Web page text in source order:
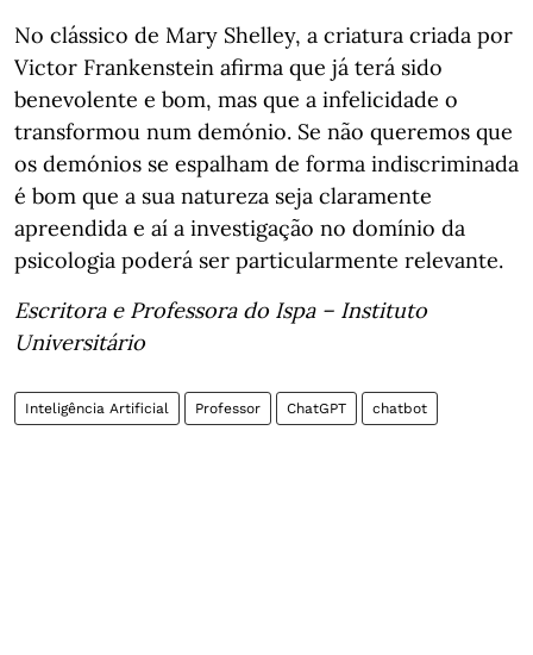
No clássico de Mary Shelley, a criatura criada por
Victor Frankenstein afirma que já terá sido
benevolente e bom, mas que a infelicidade o
transformou num demónio. Se não queremos que
os demónios se espalham de forma indiscriminada
é bom que a sua natureza seja claramente
apreendida e aí a investigação no domínio da
psicologia poderá ser particularmente relevante.
Escritora e Professora do Ispa – Instituto
Universitário
Inteligência Artificial Professor ChatGPT chatbot